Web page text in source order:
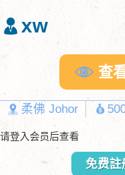
xw
查
柔佛 Johor
请登入会员后查看
免费註